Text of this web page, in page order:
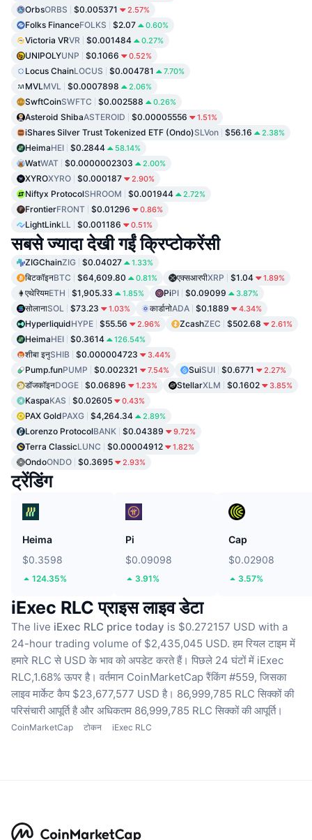
OrbsORBS $0.005371 2.57%
Folks FinanceFOLKS $2.07 0.60%
Victoria VRVR $0.001484 0.27%
UNIPOLYUNP $0.1066 0.52%
Locus ChainLOCUS $0.004781 7.70%
MVLMVL $0.0007898 2.06%
SwftCoinSWFTC $0.002588 0.26%
Asteroid ShibaASTEROID $0.00005556 1.51%
iShares Silver Trust Tokenized ETF (Ondo)SLVon $56.16 2.38%
HeimaHEI $0.2844 58.14%
WatWAT $0.0000002303 2.00%
XYROXYRO $0.000187 2.90%
Niftyx ProtocolSHROOM $0.001944 2.72%
FrontierFRONT $0.01296 0.86%
LightLinkLL $0.001186 0.51%
सबसे ज्यादा देखी गईं क्रिप्टोकरेंसी
ZIGChainZIG $0.04027 1.33%
बिटकॉइनBTC $64,609.80 0.81% एक्सआरपीXRP $1.04 1.89%
एथेरियमETH $1,905.33 1.85% PiPI $0.09099 3.87%
सोलानाSOL $73.23 1.03% कार्डानोADA $0.1889 4.34%
HyperliquidHYPE $55.56 2.96% ZcashZEC $502.68 2.61%
HeimaHEI $0.3614 126.54%
शीबा इनुSHIB $0.000004723 3.44%
Pump.funPUMP $0.002321 7.54% SuiSUI $0.6771 2.27%
डॉजकॉइनDOGE $0.06896 1.23% StellarXLM $0.1602 3.85%
KaspaKAS $0.02605 0.43%
PAX GoldPAXG $4,264.34 2.89%
Lorenzo ProtocolBANK $0.04389 9.72%
Terra ClassicLUNC $0.00004912 1.82%
OndoONDO $0.3695 2.93%
ट्रेंडिंग
Heima
$0.3598
124.35%
Pi
$0.09098
3.91%
Cap
$0.02908
3.57%
iExec RLC प्राइस लाइव डेटा
The live iExec RLC price today is $0.272157 USD with a
24-hour trading volume of $2,435,045 USD. हम रियल टाइम में
हमारे RLC से USD के भाव को अपडेट करते हैं। पिछले 24 घंटों में iExec
RLC,1.68% ऊपर है। वर्तमान CoinMarketCap रैंकिंग #559, जिसका
लाइव मार्केट कैप $23,677,577 USD है। 86,999,785 RLC सिक्कों की
परिसंचारी आपूर्ति है और अधिकतम 86,999,785 RLC सिक्कों की आपूर्ति।
CoinMarketCap टोकन iExec RLC